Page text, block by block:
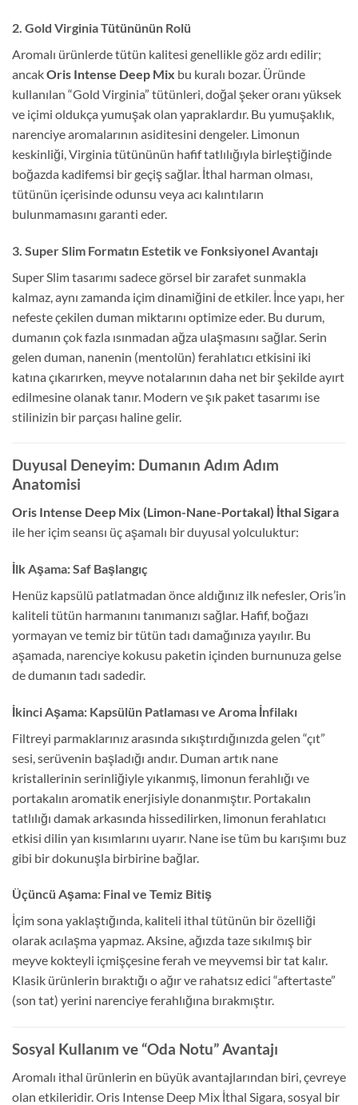
2. Gold Virginia Tütününün Rolü
Aromalı ürünlerde tütün kalitesi genellikle göz ardı edilir;
ancakOris Intense Deep Mix bu kuralı bozar. Üründe
kullanılan “Gold Virginia” tütünleri, doğal şeker oranı yüksek
ve içimi oldukça yumuşak olan yapraklardır. Bu yumuşaklık,
narenciye aromalarının asiditesini dengeler. Limonun
keskinliği, Virginia tütününün hafif tatlılığıyla birleştiğinde
boğazda kadifemsi bir geçiş sağlar. İthal harman olması,
tütünün içerisinde odunsu veya acı kalıntıların
bulunmamasını garanti eder.
3. Super Slim Formatın Estetik ve Fonksiyonel Avantajı
Super Slim tasarımı sadece görsel bir zarafet sunmakla
kalmaz, aynı zamanda içim dinamiğini de etkiler. İnce yapı, her
nefeste çekilen duman miktarını optimize eder. Bu durum,
dumanın çok fazla ısınmadan ağza ulaşmasını sağlar. Serin
gelen duman, nanenin (mentolün) ferahlatıcı etkisini iki
katına çıkarırken, meyve notalarının daha net bir şekilde ayırt
edilmesine olanak tanır. Modern ve şık paket tasarımı ise
stilinizin bir parçası haline gelir.
Duyusal Deneyim: Dumanın Adım Adım
Anatomisi
Oris Intense Deep Mix (Limon-Nane-Portakal) İthal Sigara
ile her içim seansı üç aşamalı bir duyusal yolculuktur:
İlk Aşama: Saf Başlangıç
Henüz kapsülü patlatmadan önce aldığınız ilk nefesler, Oris’in
kaliteli tütün harmanını tanımanızı sağlar. Hafif, boğazı
yormayan ve temiz bir tütün tadı damağınıza yayılır. Bu
aşamada, narenciye kokusu paketin içinden burnunuza gelse
de dumanın tadı sadedir.
İkinci Aşama: Kapsülün Patlaması ve Aroma İnfilakı
Filtreyi parmaklarınız arasında sıkıştırdığınızda gelen “çıt”
sesi, serüvenin başladığı andır. Duman artık nane
kristallerinin serinliğiyle yıkanmış, limonun ferahlığı ve
portakalın aromatik enerjisiyle donanmıştır. Portakalın
tatlılığı damak arkasında hissedilirken, limonun ferahlatıcı
etkisi dilin yan kısımlarını uyarır. Nane ise tüm bu karışımı buz
gibi bir dokunuşla birbirine bağlar.
Üçüncü Aşama: Final ve Temiz Bitiş
İçim sona yaklaştığında, kaliteli ithal tütünün bir özelliği
olarak acılaşma yapmaz. Aksine, ağızda taze sıkılmış bir
meyve kokteyli içmişçesine ferah ve meyvemsi bir tat kalır.
Klasik ürünlerin bıraktığı o ağır ve rahatsız edici “aftertaste”
(son tat) yerini narenciye ferahlığına bırakmıştır.
Sosyal Kullanım ve “Oda Notu” Avantajı
Aromalı ithal ürünlerin en büyük avantajlarından biri, çevreye
olan etkileridir. Oris Intense Deep Mix İthal Sigara, sosyal bir